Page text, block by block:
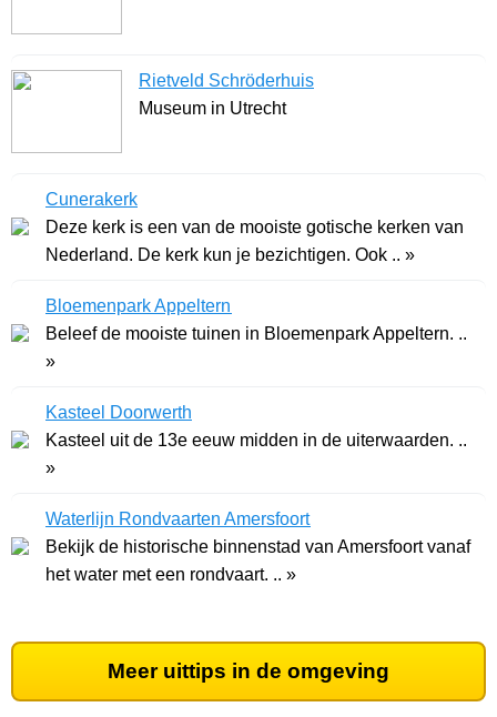
Rietveld Schröderhuis
Museum in Utrecht
Cunerakerk
Deze kerk is een van de mooiste gotische kerken van
Nederland. De kerk kun je bezichtigen. Ook .. »
Bloemenpark Appeltern
Beleef de mooiste tuinen in Bloemenpark Appeltern. ..
»
Kasteel Doorwerth
Kasteel uit de 13e eeuw midden in de uiterwaarden. ..
»
Waterlijn Rondvaarten Amersfoort
Bekijk de historische binnenstad van Amersfoort vanaf
het water met een rondvaart. .. »
Meer uittips in de omgeving